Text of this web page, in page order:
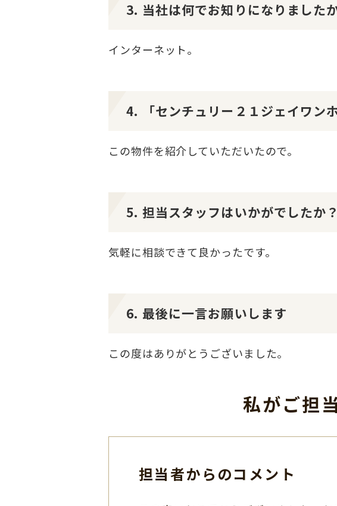
3. 当社は何でお知りになりました
インターネット。
4. 「センチュリー２１ジェイワン
この物件を紹介していただいたので。
5. 担当スタッフはいかがでしたか？
気軽に相談できて良かったです。
6. 最後に一言お願いします
この度はありがとうございました。
私がご担
担当者からのコメント